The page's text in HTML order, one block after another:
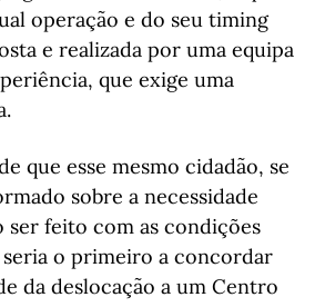
operação e do seu timing
e realizada por uma equipa
que exige uma
que esse mesmo cidadão, se
sobre a necessidade
ser feito com as condições
seria o primeiro a concordar
da deslocação a um Centro